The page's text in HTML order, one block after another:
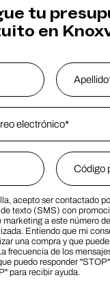
tu
en
Zip Code
Zip Code
Terms
acepto ser contactado
texto (SMS) con
a este número
Entiendo que mi
una compra y que
frecuencia de los
puedo responder
para recibir ayuda.